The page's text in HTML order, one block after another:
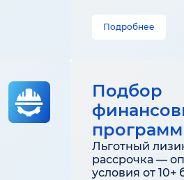
Подробнее
Подбор
программ
Льготный
рассрочка —
условия от 10+